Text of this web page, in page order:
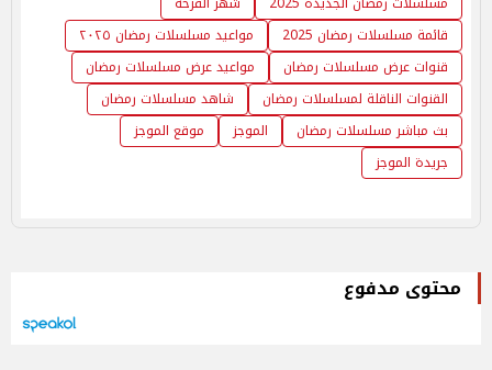
قائمة مسلسلات رمضان 2025
مواعيد مسلسلات رمضان ٢٠٢٥
قنوات عرض مسلسلات رمضان
مواعيد عرض مسلسلات رمضان
القنوات الناقلة لمسلسلات رمضان
شاهد مسلسلات رمضان
بث مباشر مسلسلات رمضان
الموجز
موقع الموجز
جريدة الموجز
محتوى مدفوع